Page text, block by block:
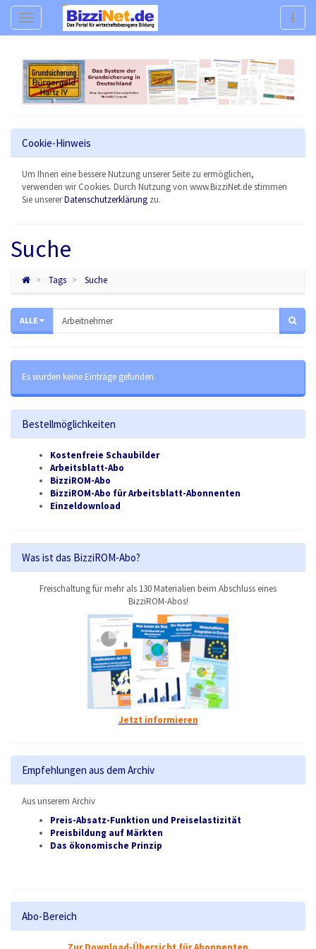
Navigation
Cookie-Hinweis
Um Ihnen eine bessere Nutzung unserer Seite zu ermöglichen,
verwenden wir Cookies. Durch Nutzung von www.BizziNet.de stimmen
Sie unsererDatenschutzerklärung zu.
Suche
Tags Suche
ALLE
Es wurden keine Einträge gefunden.
Bestellmöglichkeiten
Kostenfreie Schaubilder
Arbeitsblatt-Abo
BizziROM-Abo
BizziROM-Abo für Arbeitsblatt-Abonnenten
Einzeldownload
Was ist das BizziROM-Abo?
Freischaltung für mehr als 130 Materialien beim Abschluss eines
BizziROM-Abos!
Jetzt informieren
Empfehlungen aus dem Archiv
Aus unserem Archiv
Preis-Absatz-Funktion und Preiselastizität
Preisbildung auf Märkten
Das ökonomische Prinzip
Abo-Bereich